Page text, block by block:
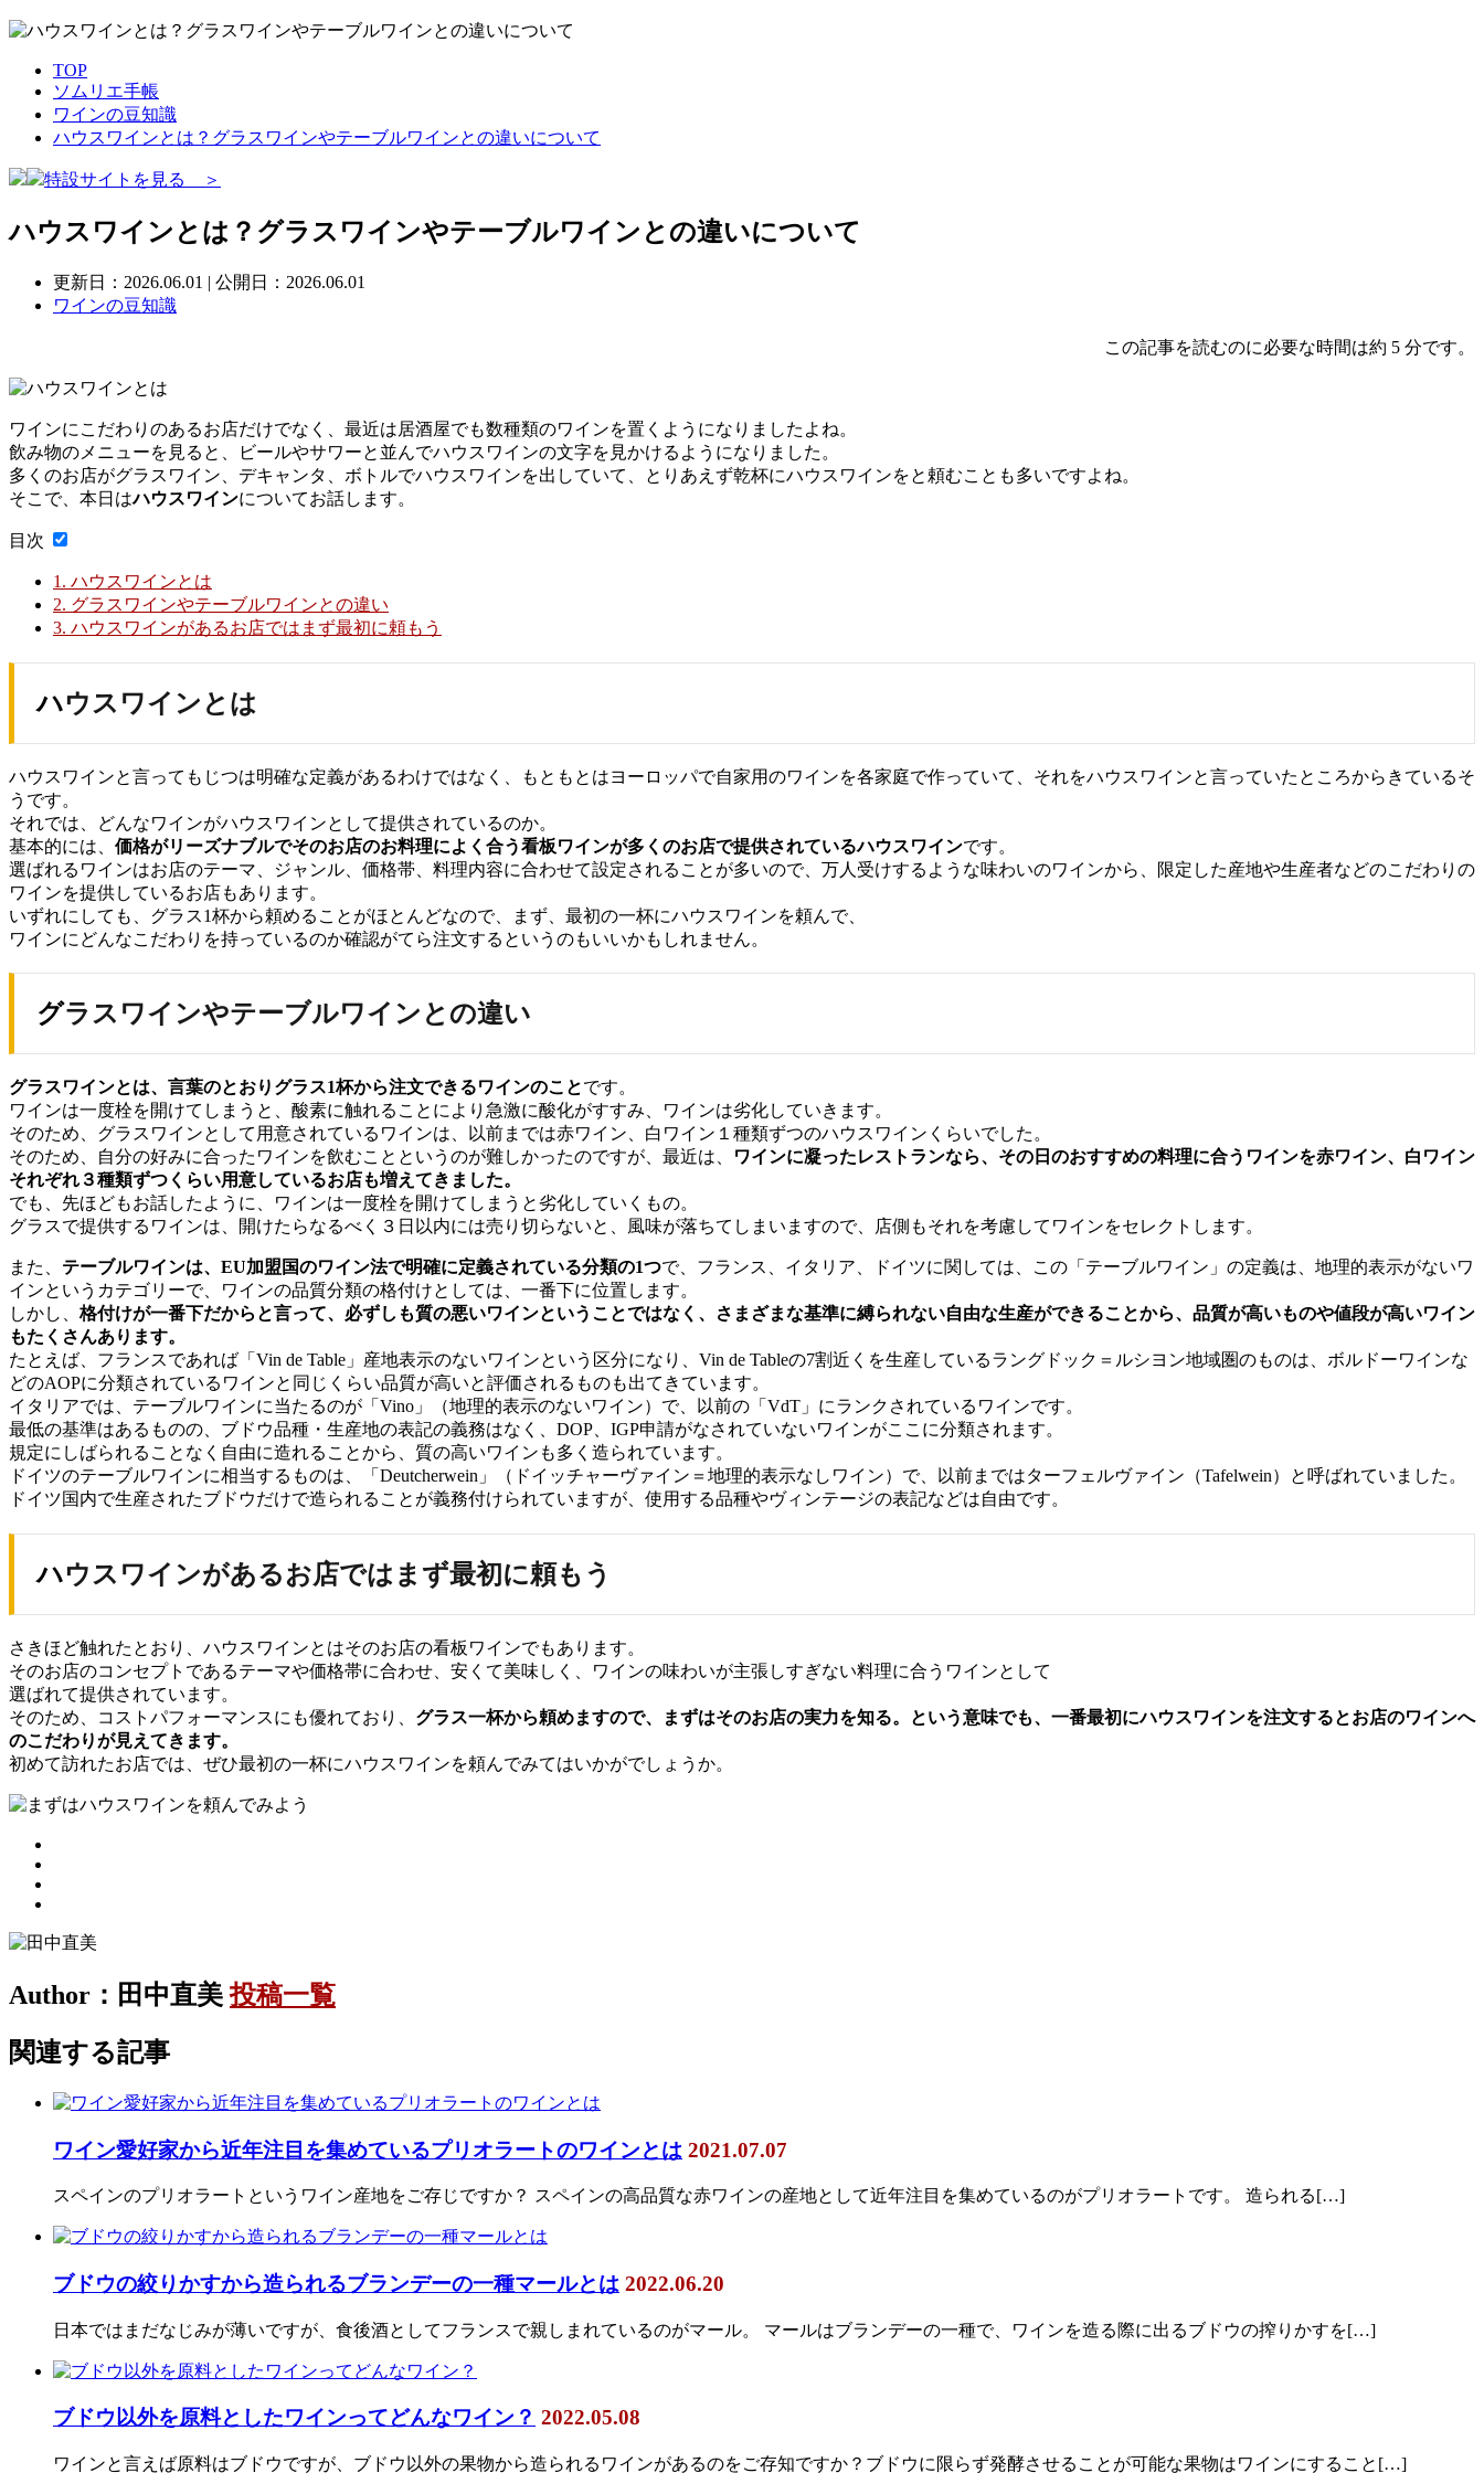
TOP
ソムリエ手帳
ワインの豆知識
ハウスワインとは？グラスワインやテーブルワインとの違いについて
特設サイトを見る ＞
ハウスワインとは？グラスワインやテーブルワインとの違いについて
更新日： 2026.06.01 | 公開日：2026.06.01
ワインの豆知識
この記事を読むのに必要な時間は約 5 分です。
ワインにこだわりのあるお店だけでなく、最近は居酒屋でも数種類のワインを置くようになりましたよね。
飲み物のメニューを見ると、ビールやサワーと並んでハウスワインの文字を見かけるようになりました。
多くのお店がグラスワイン、デキャンタ、ボトルでハウスワインを出していて、とりあえず乾杯にハウスワインをと頼むことも多いですよね。
そこで、本日はハウスワインについてお話します。
目次
1. ハウスワインとは
2. グラスワインやテーブルワインとの違い
3. ハウスワインがあるお店ではまず最初に頼もう
ハウスワインとは
ハウスワインと言ってもじつは明確な定義があるわけではなく、もともとはヨーロッパで自家用のワインを各家庭で作っていて、それをハウスワインと言っていたところからきているそ
うです。
それでは、どんなワインがハウスワインとして提供されているのか。
基本的には、 価格がリーズナブルでそのお店のお料理によく合う看板ワインが多くのお店で提供されているハウスワインです。
選ばれるワインはお店のテーマ、ジャンル、価格帯、料理内容に合わせて設定されることが多いので、万人受けするような味わいのワインから、限定した産地や生産者などのこだわりの
ワインを提供しているお店もあります。
いずれにしても、グラス1杯から頼めることがほとんどなので、まず、最初の一杯にハウスワインを頼んで、
ワインにどんなこだわりを持っているのか確認がてら注文するというのもいいかもしれません。
グラスワインやテーブルワインとの違い
グラスワインとは、言葉のとおりグラス1杯から注文できるワインのことです。
ワインは一度栓を開けてしまうと、酸素に触れることにより急激に酸化がすすみ、ワインは劣化していきます。
そのため、グラスワインとして用意されているワインは、以前までは赤ワイン、白ワイン１種類ずつのハウスワインくらいでした。
そのため、自分の好みに合ったワインを飲むことというのが難しかったのですが、最近は、
ワインに凝ったレストランなら、その日のおすすめの料理に合うワインを赤ワイン、白ワイン
それぞれ３種類ずつくらい用意しているお店も増えてきました。
でも、先ほどもお話したように、ワインは一度栓を開けてしまうと劣化していくもの。
グラスで提供するワインは、開けたらなるべく３日以内には売り切らないと、風味が落ちてしまいますので、店側もそれを考慮してワインをセレクトします。
また、 テーブルワインは、EU加盟国のワイン法で明確に定義されている分類の1つで、フランス、イタリア、ドイツに関しては、この「テーブルワイン」の定義は、地理的表示がないワ
インというカテゴリーで、ワインの品質分類の格付けとしては、一番下に位置します。
しかし、 格付けが一番下だからと言って、必ずしも質の悪いワインということではなく、 さまざまな基準に縛られない自由な生産ができることから、 品質が高いものや値段が高いワイン
もたくさんあります。
たとえば、フランスであれば「Vin de Table」産地表示のないワインという区分になり、Vin de Tableの7割近くを生産しているラングドック＝ルシヨン地域圏のものは、ボルドーワインな
どのAOPに分類されているワインと同じくらい品質が高いと評価されるものも出てきています。
イタリアでは、テーブルワインに当たるのが「Vino」（地理的表示のないワイン）で、以前の「VdT」にランクされているワインです。
最低の基準はあるものの、ブドウ品種・生産地の表記の義務はなく、DOP、IGP申請がなされていないワインがここに分類されます。
規定にしばられることなく自由に造れることから、質の高いワインも多く造られています。
ドイツのテーブルワインに相当するものは、「Deutcherwein」（ドイッチャーヴァイン＝地理的表示なしワイン）で、以前まではターフェルヴァイン（Tafelwein）と呼ばれていました。
ドイツ国内で生産されたブドウだけで造られることが義務付けられていますが、使用する品種やヴィンテージの表記などは自由です。
ハウスワインがあるお店ではまず最初に頼もう
さきほど触れたとおり、ハウスワインとはそのお店の看板ワインでもあります。
そのお店のコンセプトであるテーマや価格帯に合わせ、安くて美味しく、ワインの味わいが主張しすぎない料理に合うワインとして
選ばれて提供されています。
そのため、コストパフォーマンスにも優れており、 グラス一杯から頼めますので、まずはそのお店の実力を知る。という意味でも、 一番最初にハウスワインを注文するとお店のワインへ
のこだわりが見えてきます。
初めて訪れたお店では、ぜひ最初の一杯にハウスワインを頼んでみてはいかがでしょうか。
Author：田中直美投稿一覧
関連する記事
ワイン愛好家から近年注目を集めているプリオラートのワインとは 2021.07.07
スペインのプリオラートというワイン産地をご存じですか？ スペインの高品質な赤ワインの産地として近年注目を集めているのがプリオラートです。 造られる[…]
ブドウの絞りかすから造られるブランデーの一種マールとは 2022.06.20
日本ではまだなじみが薄いですが、食後酒としてフランスで親しまれているのがマール。 マールはブランデーの一種で、ワインを造る際に出るブドウの搾りかすを[…]
ブドウ以外を原料としたワインってどんなワイン？ 2022.05.08
ワインと言えば原料はブドウですが、ブドウ以外の果物から造られるワインがあるのをご存知ですか？ブドウに限らず発酵させることが可能な果物はワインにすること[…]